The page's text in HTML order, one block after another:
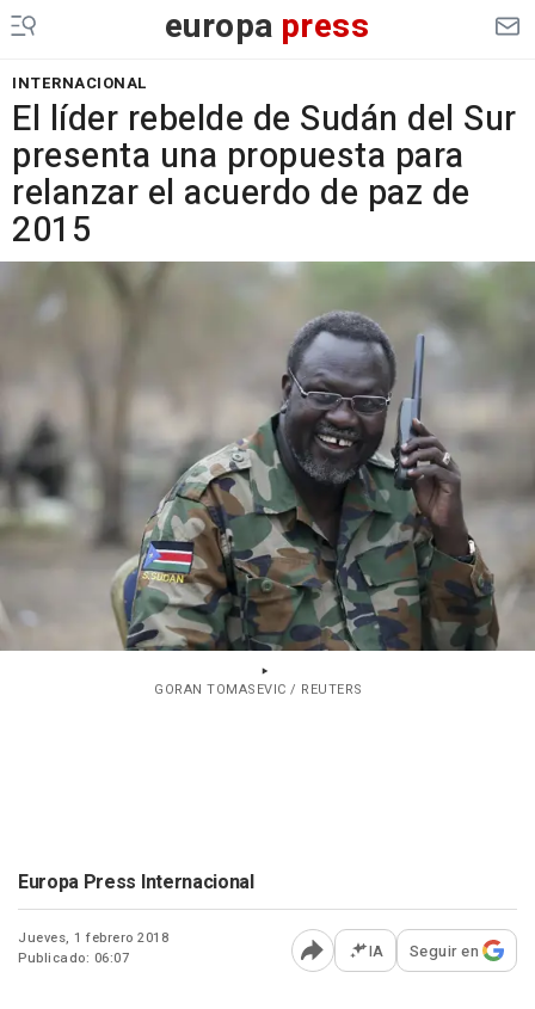
europa press
INTERNACIONAL
El líder rebelde de Sudán del Sur
presenta una propuesta para
relanzar el acuerdo de paz de
2015
GORAN TOMASEVIC / REUTERS
Europa Press Internacional
Jueves, 1 febrero 2018
Publicado: 06:07
Abrir opciones para
IA Seguir en